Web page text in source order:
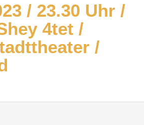
/ 23.30 Uhr /
4tet /
/